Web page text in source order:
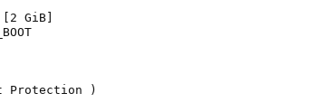
[2 GiB]
Protection )